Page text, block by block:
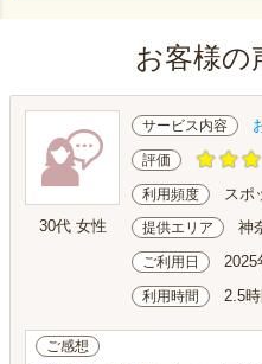
お客様の
30代 女性
サービス内容
評価
利用頻度 スポ
提供エリア 神
ご利用日 2025
利用時間 2.5
ご感想